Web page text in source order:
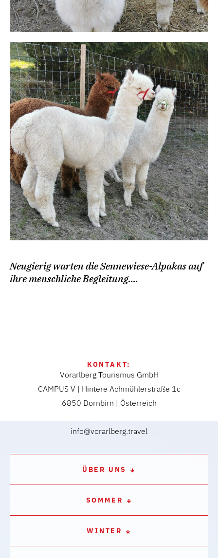
Neugierig warten die Sennewiese-Alpakas auf
ihre menschliche Begleitung....
KONTAKT:
Vorarlberg Tourismus GmbH
CAMPUS V | Hintere Achmühlerstraße 1c
6850 Dornbirn | Österreich
info@vorarlberg.travel
ÜBER UNS
SOMMER
WINTER